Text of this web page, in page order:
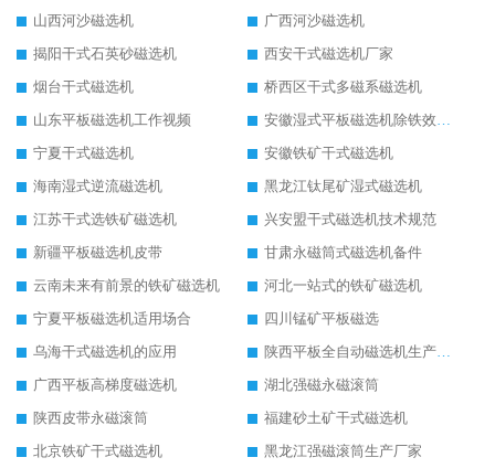
山西河沙磁选机
广西河沙磁选机
揭阳干式石英砂磁选机
西安干式磁选机厂家
烟台干式磁选机
桥西区干式多磁系磁选机
山东平板磁选机工作视频
安徽湿式平板磁选机除铁效果怎么样
宁夏干式磁选机
安徽铁矿干式磁选机
海南湿式逆流磁选机
黑龙江钛尾矿湿式磁选机
江苏干式选铁矿磁选机
兴安盟干式磁选机技术规范
新疆平板磁选机皮带
甘肃永磁筒式磁选机备件
云南未来有前景的铁矿磁选机
河北一站式的铁矿磁选机
宁夏平板磁选机适用场合
四川锰矿平板磁选
乌海干式磁选机的应用
陕西平板全自动磁选机生产厂家
广西平板高梯度磁选机
湖北强磁永磁滚筒
陕西皮带永磁滚筒
福建砂土矿干式磁选机
北京铁矿干式磁选机
黑龙江强磁滚筒生产厂家